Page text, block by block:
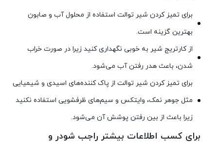
برای تمیز کردن شیر توالت استفاده از محلول آب و صابون
بهترین گزینه است.
از کارتریج شیر به خوبی نگهداری کنید زیرا در صورت خراب
شدن، باعث هدر رفتن آب می‌شود.
برای تمیز کردن شیر توالت از پاک کننده‌های اسیدی و شیمیایی
مثل جوهر نمک، وایتکس و سیم‌های ظرفشویی استفاده نکنید
زیرا باعث از بین رفتن پوشش آن می‌شود.
برای کسب اطلاعات بیشتر راجب شودر و